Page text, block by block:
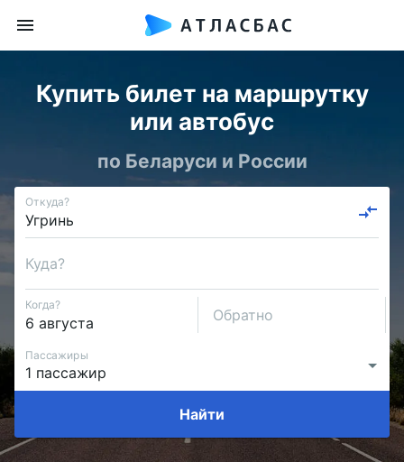
Купить билет на маршрутку
или автобус
по Беларуси и России
Откуда?
Куда?
Когда?
Обратно
Пассажиры
Найти